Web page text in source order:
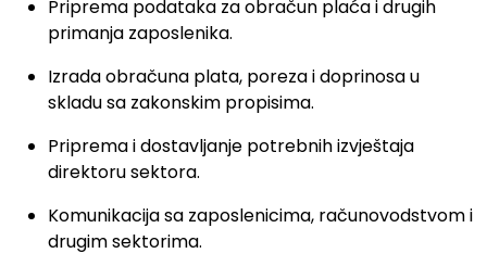
Priprema podataka za obračun plaća i drugih
primanja zaposlenika.
Izrada obračuna plata, poreza i doprinosa u
skladu sa zakonskim propisima.
Priprema i dostavljanje potrebnih izvještaja
direktoru sektora.
Komunikacija sa zaposlenicima, računovodstvom i
drugim sektorima.